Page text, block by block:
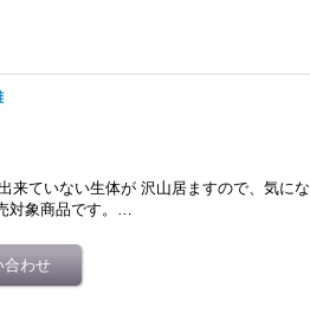
来ていない生体が 沢山居ますので、気にな
対象商品です。…